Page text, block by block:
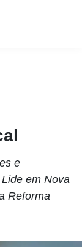
e
em Nova
Reforma